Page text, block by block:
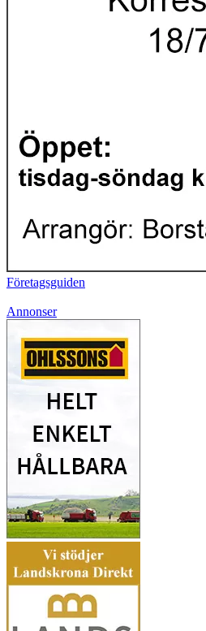
Företagsguiden
Annonser